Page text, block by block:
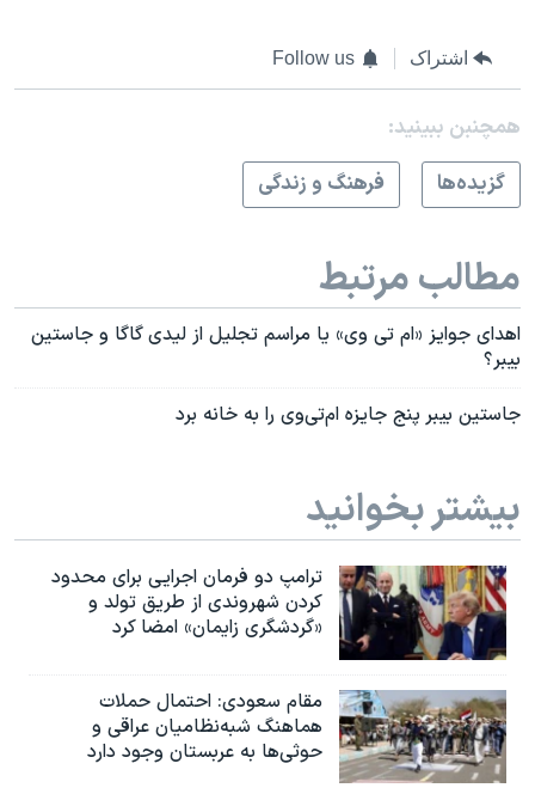
اشتراک Follow us
همچنبن ببینید:
گزيده‌ها
فرهنگ و زندگی
مطالب مرتبط
اهدای جوایز «ام تی وی» یا مراسم تجلیل از لیدی گاگا و جاستین
بیبر؟
جاستین بیبر پنج جایزه ام‌تی‌وی را به خانه برد
بیشتر بخوانید
ترامپ دو فرمان اجرایی برای محدود
کردن شهروندی از طریق تولد و
«گردشگری زایمان» امضا کرد
مقام سعودی: احتمال حملات
هماهنگ شبه‌نظامیان عراقی و
حوثی‌ها به عربستان وجود دارد